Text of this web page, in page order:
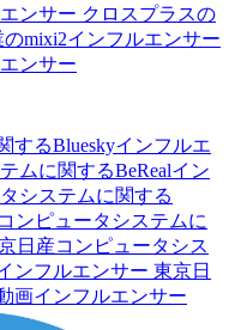
ンサー クロスプラスの
のmixi2インフルエンサー
ンサー
するBlueskyインフルエ
ムに関するBeRealイン
システムに関する
ンピュータシステムに
日産コンピュータシス
ンフルエンサー 東京日
画インフルエンサー